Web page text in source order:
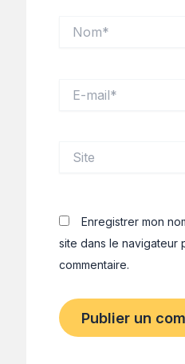
mail*
Enregistrer mon
site dans le navigateur
commentaire.